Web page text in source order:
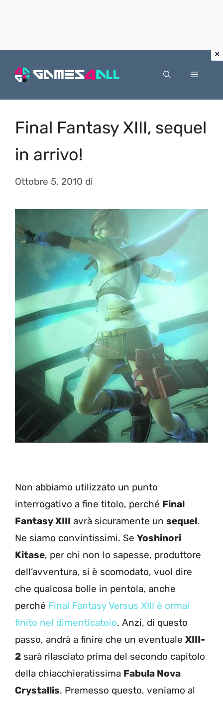
Menu
Final Fantasy XIII, sequel
in arrivo!
Ottobre 5, 2010 di
Non abbiamo utilizzato un punto
interrogativo a fine titolo, perché Final
Fantasy XIII avrà sicuramente un sequel.
Ne siamo convintissimi. Se Yoshinori
Kitase, per chi non lo sapesse, produttore
dell’avventura, si è scomodato, vuol dire
che qualcosa bolle in pentola, anche
perché Final Fantasy Versus XIII è ormai
finito nel dimenticatoio. Anzi, di questo
passo, andrà a finire che un eventuale XIII-
2 sarà rilasciato prima del secondo capitolo
della chiacchieratissima Fabula Nova
Crystallis. Premesso questo, veniamo al